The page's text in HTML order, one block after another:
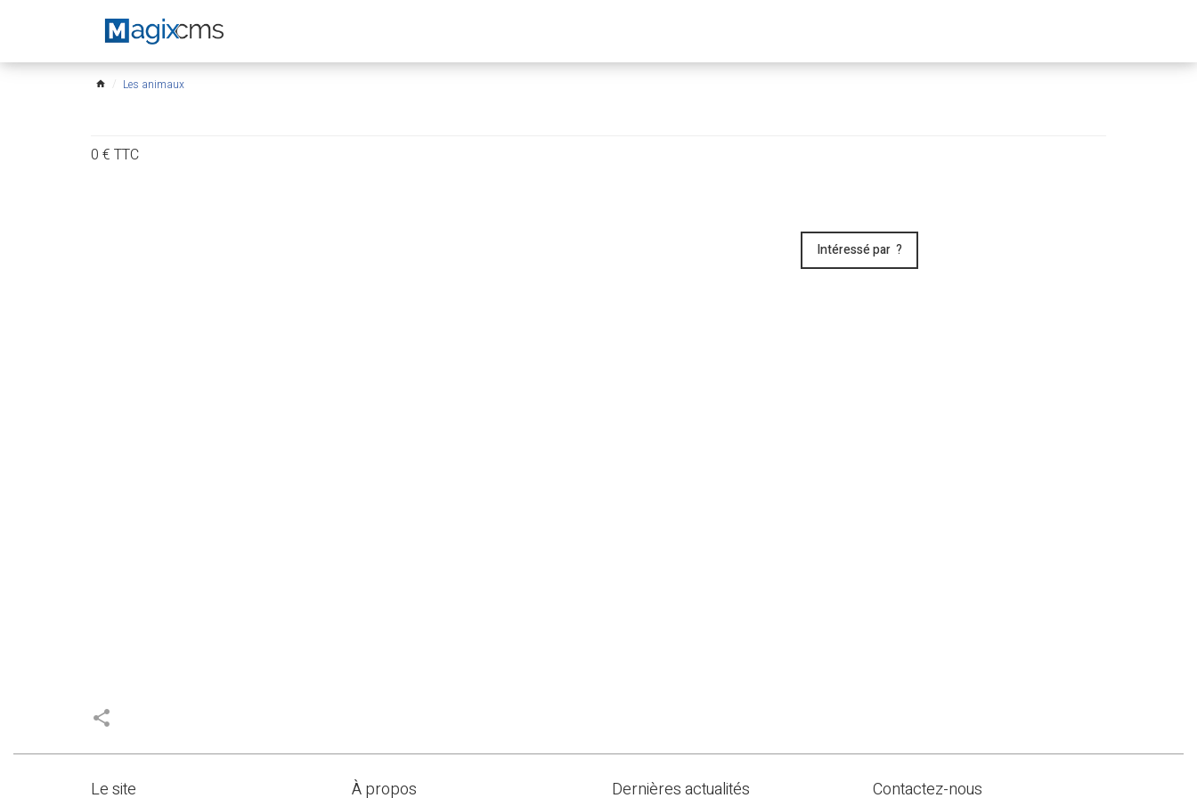
le
home Les animaux
0 € TTC
Intéressé par ?
share
Le site À propos Dernières actualités Contactez-nous